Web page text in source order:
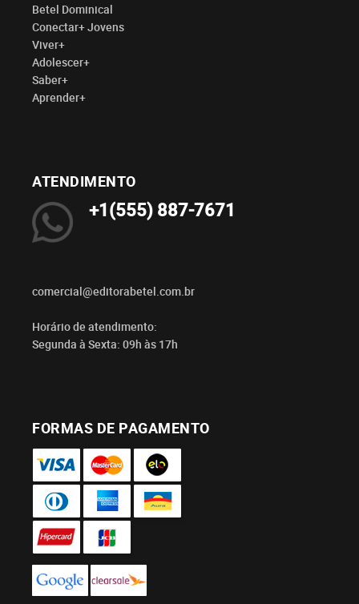
Betel Dominical
Conectar+ Jovens
Viver+
Adolescer+
Saber+
Aprender+
ATENDIMENTO
+1(555) 887-7671
comercial@editorabetel.com.br
Horário de atendimento:
Segunda à Sexta: 09h às 17h
FORMAS DE PAGAMENTO